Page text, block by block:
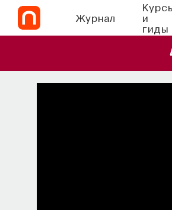
Журнал
и
гиды